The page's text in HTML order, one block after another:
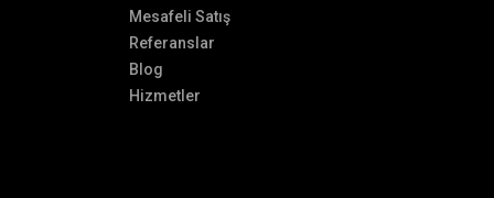
Mesafeli Satış
Referanslar
Blog
Hizmetler